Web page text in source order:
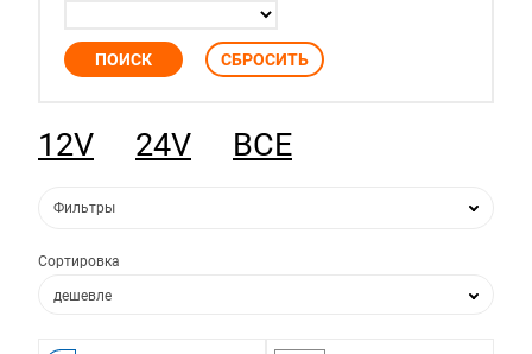
12V 24V ВСЕ
Фильтры
Сортировка
дешевле